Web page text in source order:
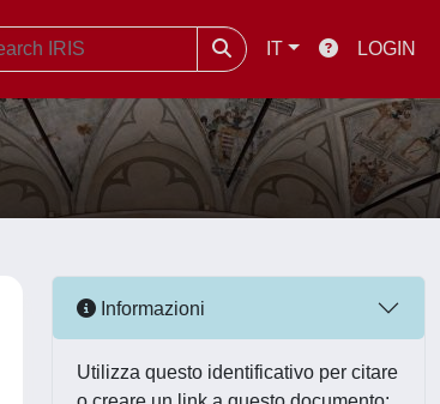
IT LOGIN
Informazioni
Utilizza questo identificativo per citare